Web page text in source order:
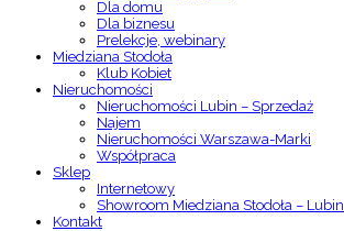
Dla domu
Dla biznesu
Prelekcje, webinary
Miedziana Stodoła
Klub Kobiet
Nieruchomości
Nieruchomości Lubin – Sprzedaż
Najem
Nieruchomości Warszawa-Marki
Współpraca
Sklep
Internetowy
Showroom Miedziana Stodoła – Lubin
Kontakt